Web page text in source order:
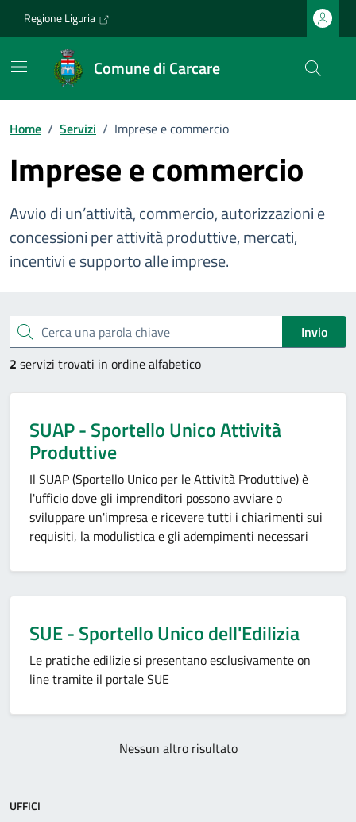
Regione Liguria
Comune di Carcare
Home / Servizi / Imprese e commercio
Imprese e commercio
Avvio di un’attività, commercio, autorizzazioni e
concessioni per attività produttive, mercati,
incentivi e supporto alle imprese.
Cerca una parola chiave
Invio
2 servizi trovati in ordine alfabetico
SUAP - Sportello Unico Attività
Produttive
Il SUAP (Sportello Unico per le Attività Produttive) è
l'ufficio dove gli imprenditori possono avviare o
sviluppare un'impresa e ricevere tutti i chiarimenti sui
requisiti, la modulistica e gli adempimenti necessari
SUE - Sportello Unico dell'Edilizia
Le pratiche edilizie si presentano esclusivamente on
line tramite il portale SUE
Nessun altro risultato
UFFICI